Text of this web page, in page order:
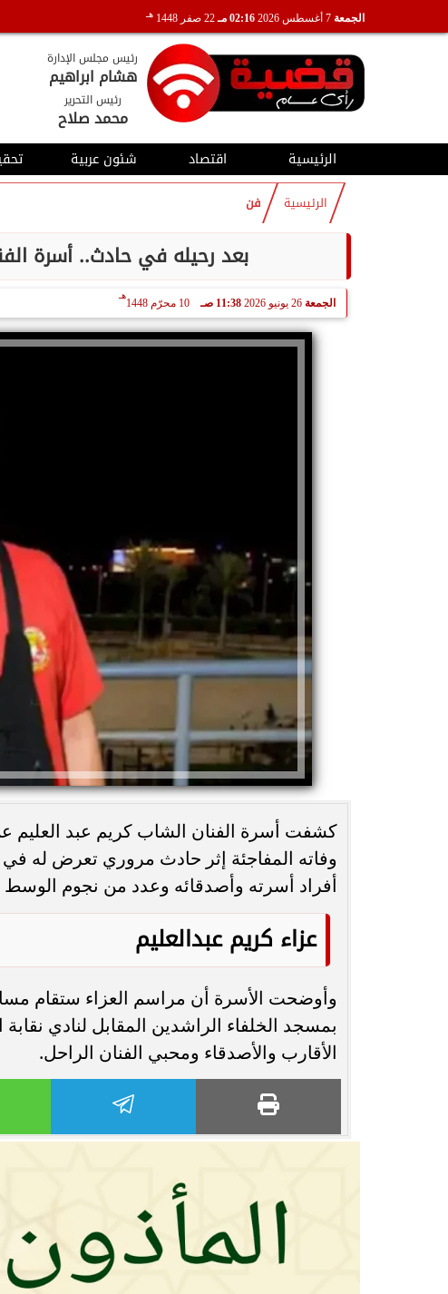
الجمعة 02:16 مـ 22 صفر 1448 هـ
رئيس مجلس الإدارة
هشام ابراهيم
رئيس التحرير
محمد صلاح
الرئيسية اقتصاد شئون عربية
الرئيسية فن
بعد رحيله في حادث.. أسرة
الجمعة 26 يونيو 2026 11:38 صـ 10 محرّم 1448
هـ
كشفت أسرة الفنان الشاب كريم عبد
وفاته المفاجئة إثر حادث مروري تعرض له في
أفراد أسرته وأصدقائه وعدد من نجوم الوسط
عزاء كريم عبدالعليم
بمسجد الخلفاء الراشدين المقابل لنادي
الأقارب والأصدقاء ومحبي الفنان الراحل.
محافظ أسيوط : حملات مكثفة لرفع
الإشغالات بحي شرق لإعادة الانضباط
وتحقيق...
رحلت في أثناء أداء
بمستشفى بني عبيد